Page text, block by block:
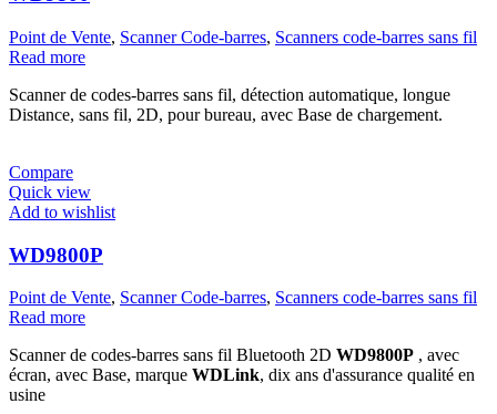
Point de Vente, Scanner Code-barres, Scanners code-barres sans fil
Read more
Scanner de codes-barres sans fil, détection automatique, longue
Distance, sans fil, 2D, pour bureau, avec Base de chargement.
Compare
Quick view
Add to wishlist
WD9800P
Point de Vente, Scanner Code-barres, Scanners code-barres sans fil
Read more
Scanner de codes-barres sans fil Bluetooth 2D WD9800P , avec
écran, avec Base, marque WDLink, dix ans d'assurance qualité en
usine